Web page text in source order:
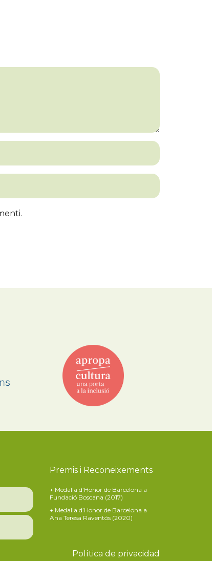
Premis i Reconeixements
+ Medalla d’Honor de Barcelona a
Fundació Boscana (2017)
+ Medalla d’Honor de Barcelona a
Ana Teresa Raventós (2020)
Política de privacidad